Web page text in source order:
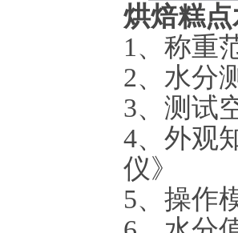
烘焙糕
1、称重
2、水分
3、测试
4、外观
仪》
5、操作